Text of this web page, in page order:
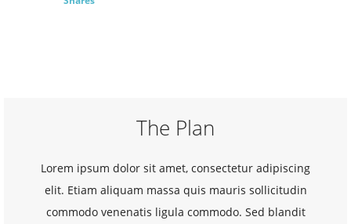
The Plan
Lorem ipsum dolor sit amet, consectetur adipiscing
elit. Etiam aliquam massa quis mauris sollicitudin
commodo venenatis ligula commodo. Sed blandit